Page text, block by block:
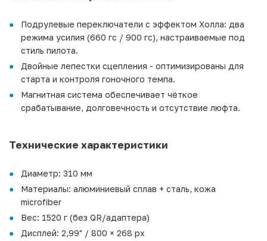
Подрулевые переключатели с эффектом Холла: два
режима усилия (660 гс / 900 гс), настраиваемые под
стиль пилота.
Двойные лепестки сцепления - оптимизированы для
старта и контроля гоночного темпа.
Магнитная система обеспечивает чёткое
срабатывание, долговечность и отсутствие люфта.
Технические характеристики
Диаметр: 310 мм
Материалы: алюминиевый сплав + сталь, кожа
microfiber
Вес: 1520 г (без QR/адаптера)
Дисплей: 2,99" / 800 × 268 px